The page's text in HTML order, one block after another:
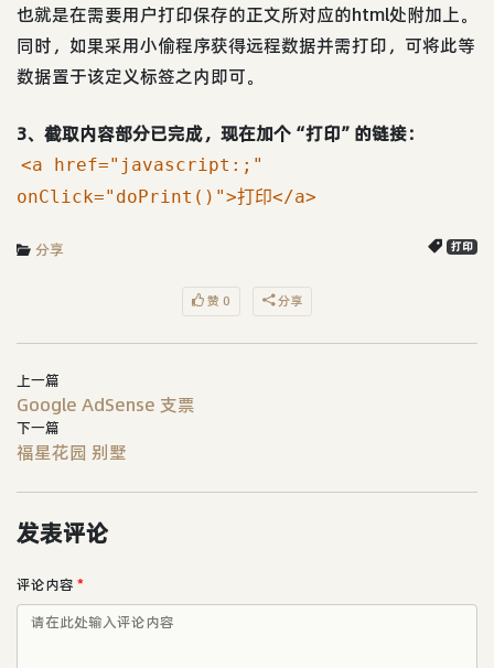
也就是在需要用户打印保存的正文所对应的html处附加上。
同时，如果采用小偷程序获得远程数据并需打印，可将此等
数据置于该定义标签之内即可。
3、截取内容部分已完成，现在加个“打印”的链接：
<a href="javascript:;"
onClick="doPrint()">打印</a>
分享 打印
赞 0 分享
上一篇
Google AdSense 支票
下一篇
福星花园 别墅
发表评论
评论内容 *